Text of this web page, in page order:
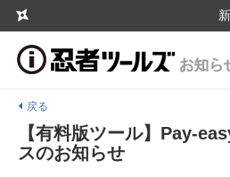
戻る
【有料版ツール】Pay-
スのお知らせ